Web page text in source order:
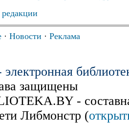
· Новости · Реклама
защищены
-
Либмонстр (